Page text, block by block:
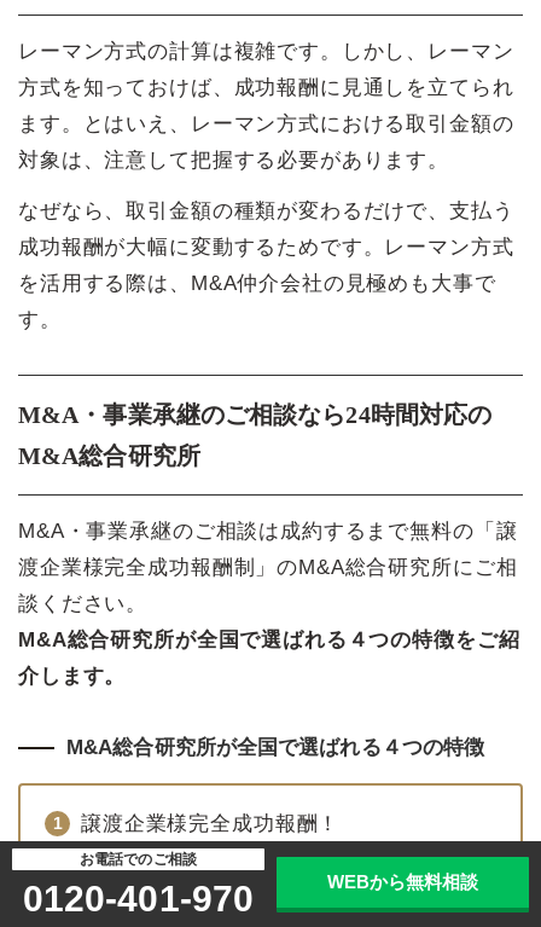
レーマン方式の計算は複雑です。しかし、レーマン
方式を知っておけば、成功報酬に見通しを立てられ
ます。とはいえ、レーマン方式における取引金額の
対象は、注意して把握する必要があります。
なぜなら、取引金額の種類が変わるだけで、支払う
成功報酬が大幅に変動するためです。レーマン方式
を活用する際は、M&A仲介会社の見極めも大事で
す。
M&A・事業承継のご相談なら24時間対応の
M&A総合研究所
M&A・事業承継のご相談は成約するまで無料の「譲
渡企業様完全成功報酬制」のM&A総合研究所にご相
談ください。
M&A総合研究所が全国で選ばれる４つの特徴をご紹
介します。
M&A総合研究所が全国で選ばれる４つの特徴
譲渡企業様完全成功報酬！
最短43日、平均7.2ヶ月のスピード成約
（2025年9月期実績）
お電話でのご相談
0120-401-970 WEBから無料相談